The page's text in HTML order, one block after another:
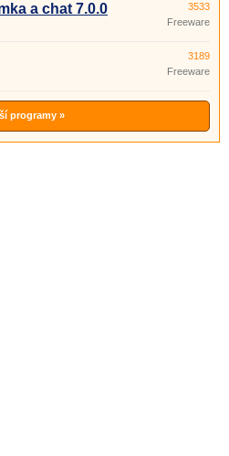
a chat 7.0.0
3533
Freeware
3189
Freeware
programy »